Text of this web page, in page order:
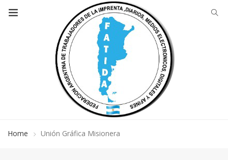
Home Unión Gráfica Misionera